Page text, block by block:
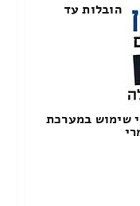
הובלות עד
שימוש במערכת